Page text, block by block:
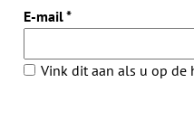
E-mail*
Vink dit aan als u op